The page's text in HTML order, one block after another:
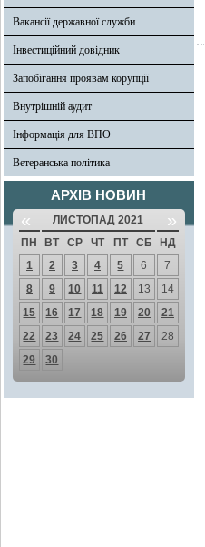
Вакансії державної служби
Інвестиційний довідник
Запобігання проявам корупції
Внутрішній аудит
Інформація для ВПО
Ветеранська політика
АРХІВ НОВИН
« ЛИСТОПАД 2021 »
ПН ВТ СР ЧТ ПТ СБ
НД
1
2 3 4 5 6
7
8
9 10 11 12 13
14
15
16 17 18 19 20
21
22
23 24 25 26 27
28
29
30